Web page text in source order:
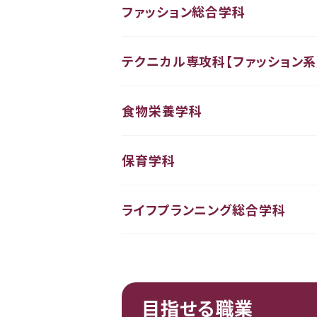
ファッション総合学科
テクニカル専攻科【ファッション系
食物栄養学科
保育学科
ライフプランニング総合学科
目指せる職業